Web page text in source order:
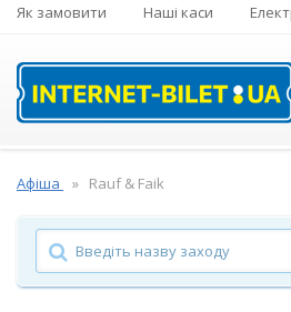
Як замовити Наші каси
Афіша Rauf & Faik